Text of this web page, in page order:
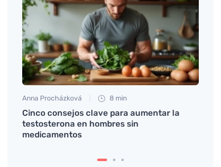
Anna Procházková 8 min
Cinco consejos clave para aumentar la
testosterona en hombres sin
medicamentos